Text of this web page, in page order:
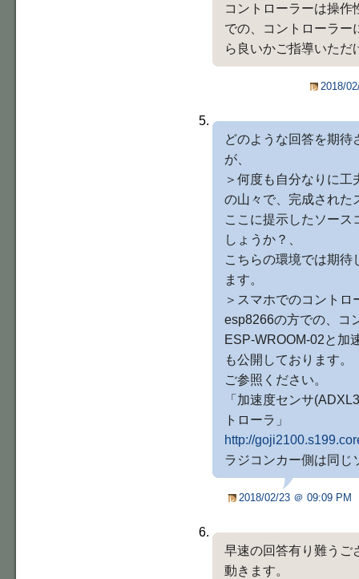
コントローラーは操
での、コントローラー
ら良いかご指導いただ
2018/
どのような回答を期待
が、
＞何度も自分なりに
の山々で、完成された
ここに提示したソース
しょうか？、
こちらの環境では期待
ます。
＞スマホでのコント
esp8266の方での、コ
ESP-WROOM-02と加
も公開しております。
ご参照ください。
「加速度センサ
トローラ」
http://
ラジコンカー側は同じ
2018/02/23 ＠ 09:09 PM
早速の回答有り難うご
動きます。